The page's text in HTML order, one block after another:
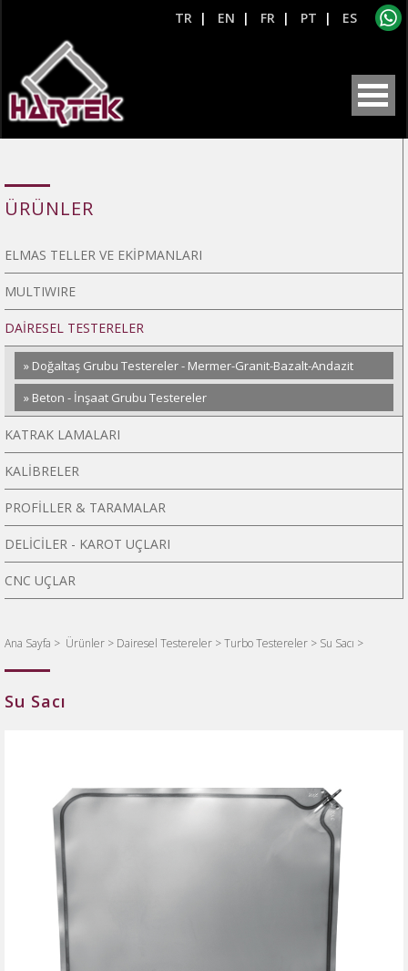
TR| EN | FR| PT | ES
ÜRÜNLER
ELMAS TELLER VE EKİPMANLARI
MULTIWIRE
DAİRESEL TESTERELER
» Doğaltaş Grubu Testereler - Mermer-Granit-Bazalt-Andazit
» Beton - İnşaat Grubu Testereler
KATRAK LAMALARI
KALİBRELER
PROFİLLER & TARAMALAR
DELİCİLER - KAROT UÇLARI
CNC UÇLAR
Ana Sayfa > Ürünler > Dairesel Testereler >Turbo Testereler > Su Sacı >
Su Sacı